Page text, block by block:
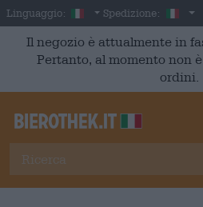
Skip to main content
Linguaggio: Italian
Spedizione:
Il negozio è attualmente in
Pertanto, al momento non
ordini.